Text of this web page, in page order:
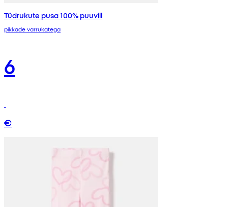
Tüdrukute pusa 100% puuvill
pikkade varrukatega
6
€